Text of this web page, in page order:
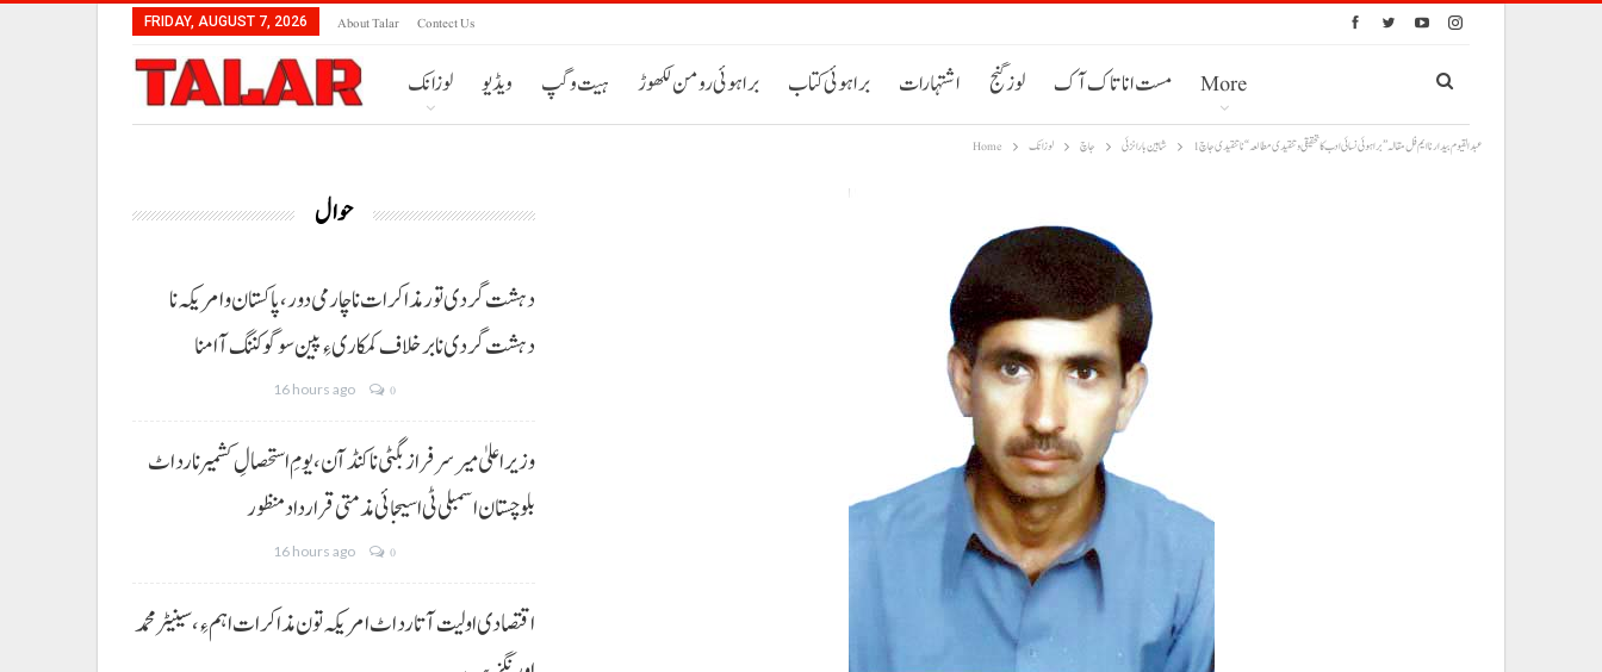
FRIDAY, AUGUST 7, 2026 About Talar Contect Us
لوزانک ویڈیو ہیت و گپ براہوئی رومن لکھوڑ براہوئی کتاب اشتہارات لوز گنج مست انا تاک آک More
Home لوزانک جاچ شاہین بارانزئی عبدالقیوم بیدار نا ایم فل مقالہ ”براہوئی نسائی ادب کا تحقیقی و تنقیدی مطالعہ“ نا تنقیدی جاچ 1
حوال
دہشت گردی تور مذاکرات نا چارمی دور،پاکستان و امریکہ نا
دہشت گردی نا برخلاف کمکاری ءِ پین سوگو کننگ آ امنا
16 hours ago 0
وزیراعلیٰ میر سرفراز بگٹی نا کنڈ آن،یومِ استحصالِ کشمیر نا رد اٹ
بلوچستان اسمبلی ٹی اسیجائی مذمتی قرارداد منظور
16 hours ago 0
اقتصادی اولیت آتا رد اٹ امریکہ تون مذاکرات اہم ءِ،سینیٹر محمد